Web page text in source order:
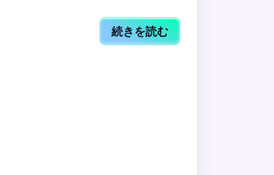
続きを読む